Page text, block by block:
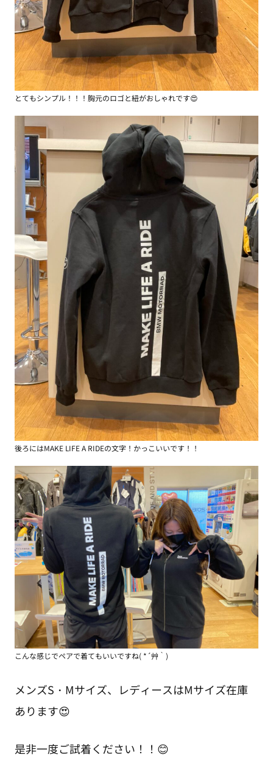
とてもシンプル！！！胸元のロゴと紐がおしゃれです😍
後ろにはMAKE LIFE A RIDEの文字！かっこいいです！！
こんな感じでペアで着てもいいですね( *´艸｀)
メンズS・Mサイズ、レディースはMサイズ在庫
あります😍
是非一度ご試着ください！！😊